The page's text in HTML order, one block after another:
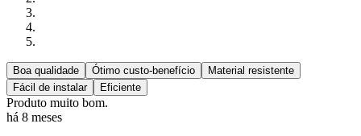
Boa qualidade Ótimo custo-benefício
Material resistente
Fácil de instalar
Eficiente
Produto muito bom.
há 8 meses